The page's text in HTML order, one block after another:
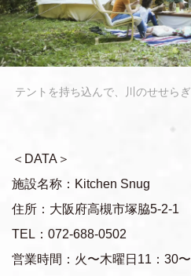
テントを持ち込んで、川のせせら
＜DATA＞
施設名称：Kitchen Snug
住所：大阪府高槻市塚脇5-2-1
TEL：072-688-0502
営業時間：火〜木曜日11：30